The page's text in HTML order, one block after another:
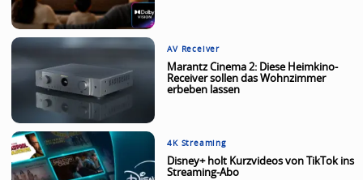
AV Receiver
Marantz Cinema 2: Diese Heimkino-
Receiver sollen das Wohnzimmer
erbeben lassen
4K Streaming
Disney+ holt Kurzvideos von TikTok ins
Streaming-Abo